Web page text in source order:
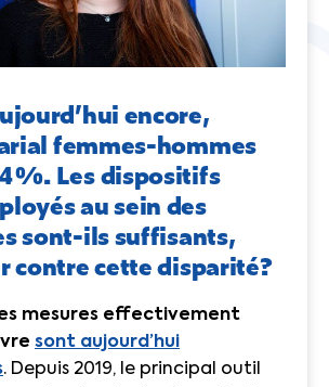
encore,
femmes-hommes
Les dispositifs
au sein des
sont-ils suffisants,
contre cette disparité?
mesures effectivement
sont aujourd’hui
. Depuis 2019, le principal outil